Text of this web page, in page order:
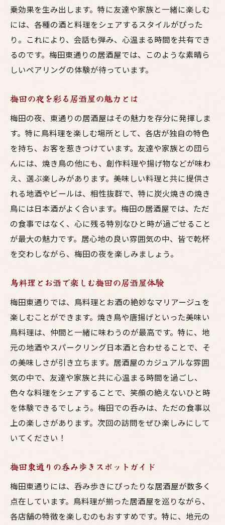
乗効果を生み出します。特に友達や家族と一緒に楽しむ
には、各種の酒と料理をシェアするスタイルがぴった
り。これにより、会話も弾み、心温まる時間を共有でき
るのです。梅田東通りの居酒屋では、このような素晴ら
しいペアリングの体験が待っています。
梅田の夜を彩る居酒屋の魅力とは
梅田の夜、東通りの居酒屋はその魅力を存分に発揮しま
す。特に鳥料理を楽しむ場所として、各店が独自の特色
を持ち、お客を惹きつけています。友達や家族との団ら
んには、焼き鳥の他にも、創作料理や揚げ物などが味わ
え、選ぶ楽しみがあります。美味しい料理と共に提供さ
れる地酒やビールは、相性抜群で、特に炭火焼きの焼き
鳥には日本酒がよく合います。梅田の居酒屋では、ただ
の食事ではなく、心に残る特別なひと時が過ごせること
が最大の魅力です。居心地の良い雰囲気の中、皆で乾杯
を交わしながら、梅田の夜を楽しみましょう。
鳥料理とお酒で楽しむ梅田の居酒屋体験
梅田東通りでは、鳥料理とお酒の絶妙なマリアージュを
楽しむことができます。焼き鳥や唐揚げといった美味い
鳥料理は、仲間と一緒に味わうのが最高です。特に、地
元の地酒やスパークリング日本酒と合わせることで、そ
の美味しさが引き立ちます。居酒屋のカジュアルな雰囲
気の中で、友達や家族と共に心温まる時間を過ごし、
色々な料理をシェアすることで、笑顔の絶えないひと時
を体験できるでしょう。梅田での呑みは、ただの食事以
上の楽しさがあります。次回の訪問をぜひ楽しみにして
いてください！
梅田東通りの呑み歩きスポットガイド
梅田東通りには、呑み歩きにぴったりな居酒屋が数多く
点在しています。鳥料理が揃った居酒屋を巡りながら、
各店舗の特徴を楽しむのもおすすめです。特に、地元の